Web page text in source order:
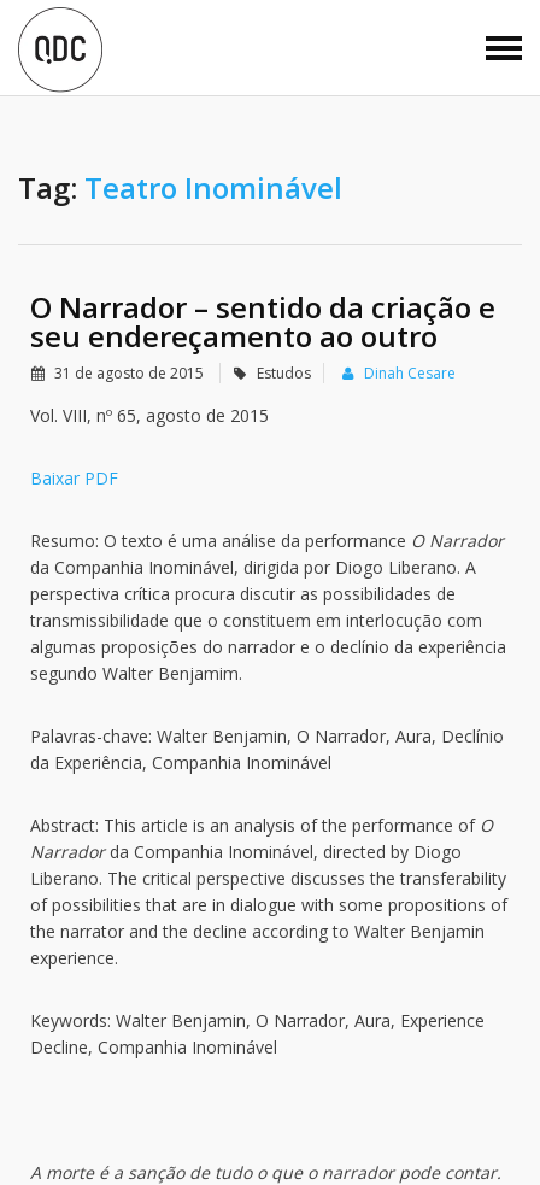
Tag: Teatro Inominável
O Narrador – sentido da criação e
seu endereçamento ao outro
31 de agosto de 2015 Estudos Dinah Cesare
Vol. VIII, nº 65, agosto de 2015
Baixar PDF
Resumo: O texto é uma análise da performance O Narrador
da Companhia Inominável, dirigida por Diogo Liberano. A
perspectiva crítica procura discutir as possibilidades de
transmissibilidade que o constituem em interlocução com
algumas proposições do narrador e o declínio da experiência
segundo Walter Benjamim.
Palavras-chave: Walter Benjamin, O Narrador, Aura, Declínio
da Experiência, Companhia Inominável
Abstract: This article is an analysis of the performance of O
Narradorda Companhia Inominável, directed by Diogo
Liberano. The critical perspective discusses the transferability
of possibilities that are in dialogue with some propositions of
the narrator and the decline according to Walter Benjamin
experience.
Keywords: Walter Benjamin, O Narrador, Aura, Experience
Decline, Companhia Inominável
A morte é a sanção de tudo o que o narrador pode contar.